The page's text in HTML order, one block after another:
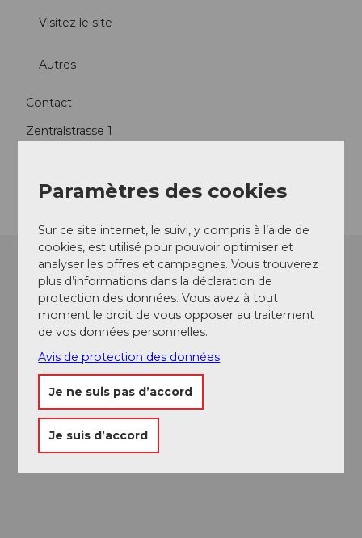
Visitez le site
Autres
Contact
Zentralstrasse 1
Paramètres des cookies
Sur ce site internet, le suivi, y compris à l’aide de
cookies, est utilisé pour pouvoir optimiser et
analyser les offres et campagnes. Vous trouverez
plus d’informations dans la déclaration de
protection des données. Vous avez à tout
moment le droit de vous opposer au traitement
de vos données personnelles.
Avis de protection des données
Je ne suis pas d’accord
Je suis d’accord